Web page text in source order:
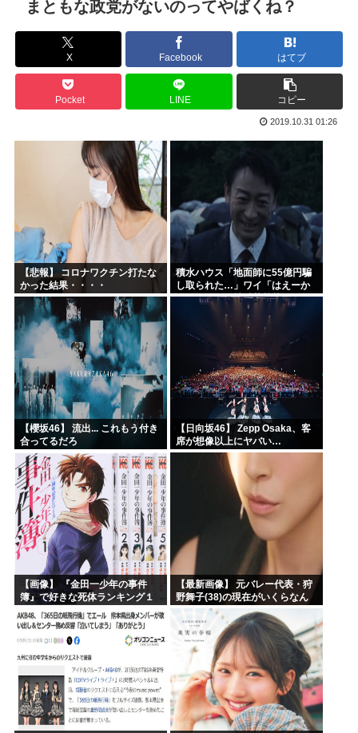
高市早苗「消費税減税の財源は今から考える」
部落民のことお前らの地域ってなんて言ってた？
中国大使館に侵入した自衛官（24）、動機を告白「中国の強...
海外「ディズニーがゴミのようだ！」日本がアニメ化した米人...
韓国人「韓国サッカー協会W杯予選で外国人審判に性接待した...
「味方のふりをしてたが、実は敵のスパイだったキャラ」 何...
みいちゃん作者、お気持ち表明ツイートから1週間沈黙www
高市総書記に逆らった財務官僚、左遷されるwww
ヒロアカ見たらまじで好きになったんやが
まともな政党がないのってやばくね？
X Facebook はてブ
Pocket LINE コピー
2019.10.31 01:26
【悲報】 コロナワクチン打たな
かった結果・・・・
積水ハウス「地面師に55億円騙
し取られた…」ワイ「はえーか
わいそう…会社滅茶苦茶やろな
【櫻坂46】 流出... これもう付き
合ってるだろ
【日向坂46】 Zepp Osaka、客
席が想像以上にヤバい…
【画像】 『金田一少年の事件
簿』で好きな死体ランキング１
位がこちら！
【最新画像】 元バレー代表・狩
野舞子(38)の現在がいくらなん
でも即ハボすぎる！